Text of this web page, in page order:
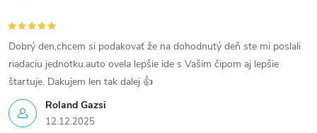
Roland Gazsi
12.12.2025
Dobrý den,chcem si podakovať že na dohodnutý deň ste mi poslali
riadaciu jednotku.auto ovela lepšie ide s Vašim čipom aj lepšie
štartuje. Dakujem len tak dalej 👍